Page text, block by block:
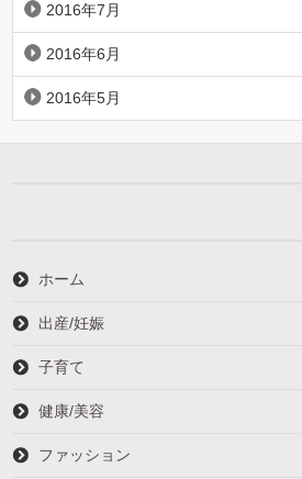
2016年7月
2016年6月
2016年5月
ホーム
出産/妊娠
子育て
健康/美容
ファッション